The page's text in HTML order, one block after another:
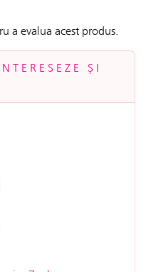
a evalua acest produs.
ȘI